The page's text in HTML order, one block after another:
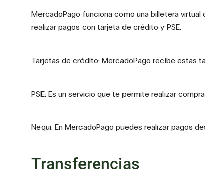
MercadoPago funciona como una billetera
realizar pagos con tarjeta de crédito y PSE.
Tarjetas de crédito: MercadoPago recibe estas
PSE: Es un servicio que te permite realizar
Nequi: En MercadoPago puedes realizar pagos
Transferencias